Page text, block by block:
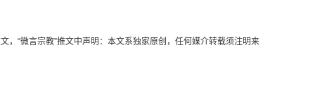
，“微言宗教”推文中声明：本文系独家原创，任何媒介转载须注明来